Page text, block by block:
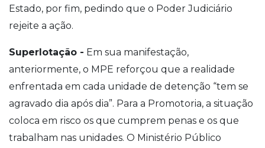
Estado, por fim, pedindo que o Poder Judiciário
rejeite a ação.
Superlotação - Em sua manifestação,
anteriormente, o MPE reforçou que a realidade
enfrentada em cada unidade de detenção “tem se
agravado dia após dia”. Para a Promotoria, a situação
coloca em risco os que cumprem penas e os que
trabalham nas unidades. O Ministério Público